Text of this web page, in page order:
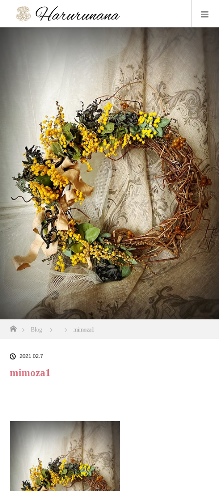
Blog mimoza1
2021.02.7
mimoza1